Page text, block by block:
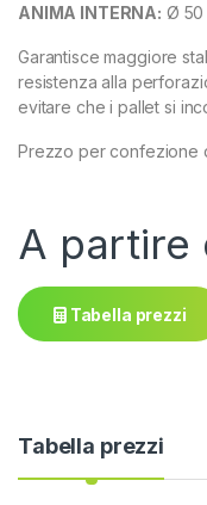
ANIMA INTERNA: Ø 50
Garantisce maggiore
resistenza alla
evitare che i pallet si
Prezzo per confezione
A partire
Tabella prezzi
Tabella prezzi